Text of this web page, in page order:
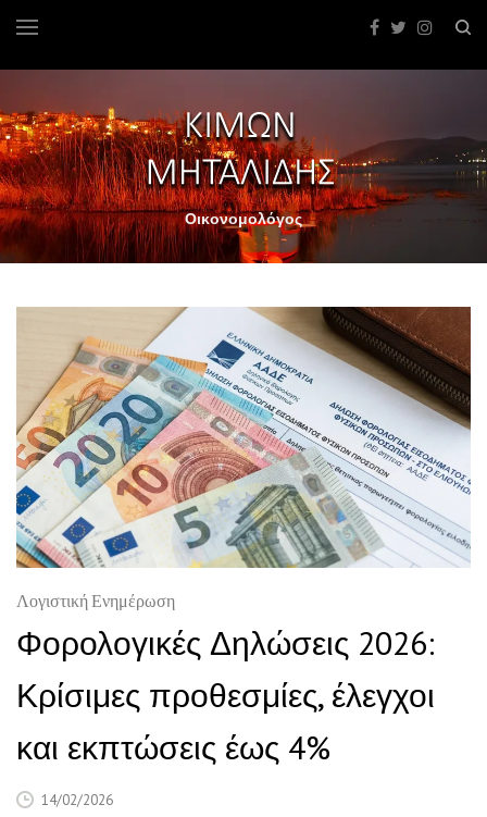
Οικονομολόγος
Λογιστική Ενημέρωση
Φορολογικές Δηλώσεις 2026:
Κρίσιμες προθεσμίες, έλεγχοι
και εκπτώσεις έως 4%
14/02/2026